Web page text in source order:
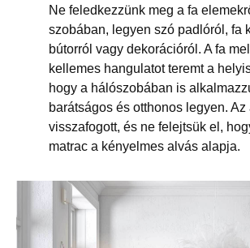
Ne feledkezzünk meg a fa
szobában, legyen szó padlóról, fa
bútorról vagy dekorációról. A fa
kellemes hangulatot teremt a
hogy a hálószobában is
barátságos és otthonos legyen.
visszafogott, és ne felejtsük el,
matrac a kényelmes alvás alapja.